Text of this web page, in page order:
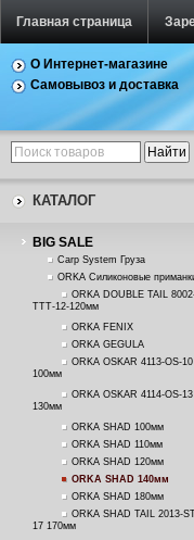
Главная страница
О Интернет-магазине
Самовывоз и доставка
КАТАЛОГ
BIG SALE
Carp System Груза
ORKA Силиконовые
ORKA DOUBLE TAIL
TTT-12-120мм
ORKA FENIX
ORKA GEGULA
ORKA OSKAR 4113-OS-10
100мм
ORKA OSKAR 4114-OS-13
130мм
ORKA SHAD 100мм
ORKA SHAD 110мм
ORKA SHAD 120мм
ORKA SHAD 140мм
ORKA SHAD 180мм
ORKA SHAD TAIL 2013-
17 170мм